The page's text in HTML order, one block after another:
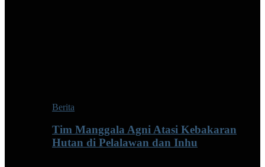
Berita
Tim Manggala Agni Atasi Kebakaran
Hutan di Pelalawan dan Inhu